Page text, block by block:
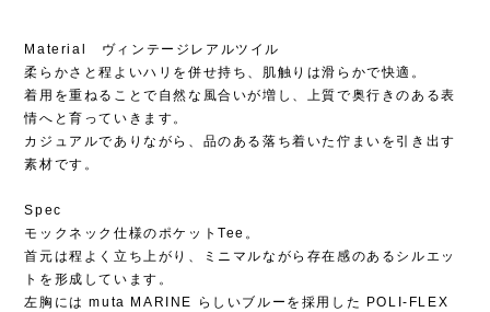
Material ヴィンテージレアルツイル
柔らかさと程よいハリを併せ持ち、肌触りは滑らかで快適。
着用を重ねることで自然な風合いが増し、上質で奥行きのある表
情へと育っていきます。
カジュアルでありながら、品のある落ち着いた佇まいを引き出す
素材です。
Spec
モックネック仕様のポケットTee。
首元は程よく立ち上がり、ミニマルながら存在感のあるシルエッ
トを形成しています。
左胸には muta MARINE らしいブルーを採用した POLI-FLEX